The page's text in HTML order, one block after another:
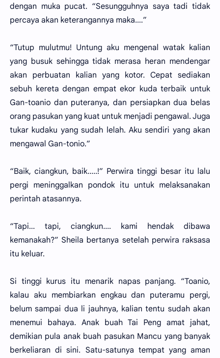
dengan muka pucat. “Sesungguhnya saya tadi tidak
percaya akan keterangannya maka....”
“Tutup mulutmu! Untung aku mengenal watak kalian
yang busuk sehingga tidak merasa heran mendengar
akan perbuatan kalian yang kotor. Cepat sediakan
sebuh kereta dengan empat ekor kuda terbaik untuk
Gan-toanio dan puteranya, dan persiapkan dua belas
orang pasukan yang kuat untuk menjadi pengawal. Juga
tukar kudaku yang sudah lelah. Aku sendiri yang akan
mengawal Gan-tonio.”
“Baik, ciangkun, baik.....!” Perwira tinggi besar itu lalu
pergi meninggalkan pondok itu untuk melaksanakan
perintah atasannya.
“Tapi... tapi, ciangkun.... kami hendak dibawa
kemanakah?” Sheila bertanya setelah perwira raksasa
itu keluar.
Si tinggi kurus itu menarik napas panjang. “Toanio,
kalau aku membiarkan engkau dan puteramu pergi,
belum sampai dua li jauhnya, kalian tentu sudah akan
menemui bahaya. Anak buah Tai Peng amat jahat,
demikian pula anak buah pasukan Mancu yang banyak
berkeliaran di sini. Satu-satunya tempat yang aman